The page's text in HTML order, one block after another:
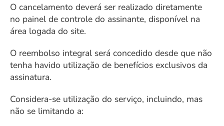
O cancelamento deverá ser realizado diretamente
no painel de controle do assinante, disponível na
área logada do site.
O reembolso integral será concedido desde que não
tenha havido utilização de benefícios exclusivos da
assinatura.
Considera-se utilização do serviço, incluindo, mas
não se limitando a: